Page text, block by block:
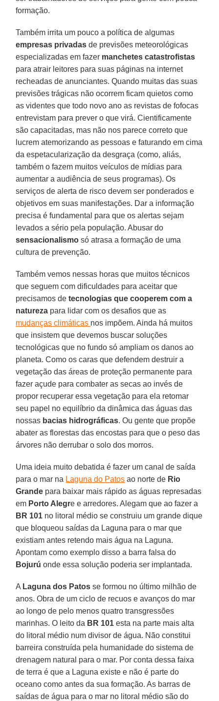
formação.
Também irrita um pouco a política de algumas
empresas privadas de previsões meteorológicas
especializadas em fazer manchetes catastrofistas
para atrair leitores para suas páginas na internet
recheadas de anunciantes. Quando muitas das suas
previsões trágicas não ocorrem ficam quietos como
as videntes que todo novo ano as revistas de fofocas
entrevistam para prever o que virá. Cientificamente
são capacitadas, mas não nos parece correto que
lucrem atemorizando as pessoas e faturando em cima
da espetacularização da desgraça (como, aliás,
também o fazem muitos veículos de mídias para
aumentar a audiência de seus programas). Os
serviços de alerta de risco devem ser ponderados e
objetivos em suas manifestações. Dar a informação
precisa é fundamental para que os alertas sejam
levados a sério pela população. Abusar do
sensacionalismo só atrasa a formação de uma
cultura de prevenção.
Também vemos nessas horas que muitos técnicos
que seguem com dificuldades para aceitar que
precisamos de tecnologias que cooperem com a
natureza para lidar com os desafios que as
mudanças climáticas nos impõem. Ainda há muitos
que insistem que devemos buscar soluções
tecnológicas que no fundo só ampliam os danos ao
planeta. Como os caras que defendem destruir a
vegetação das áreas de proteção permanente para
fazer açude para combater as secas ao invés de
propor recuperar essa vegetação para ela retomar
seu papel no equilíbrio da dinâmica das águas das
nossas bacias hidrográficas. Ou gente que propõe
abater as florestas das encostas para que o peso das
árvores não derrubar o solo dos morros.
Uma ideia muito debatida é fazer um canal de saída
para o mar na Laguna do Patos ao norte de Rio
Grande para baixar mais rápido as águas represadas
em Porto Alegre e arredores. Alegam que ao fazer a
BR 101 no litoral médio se construiu um grande dique
que bloqueou saídas da Laguna para o mar que
existiam antes retendo mais água na Laguna.
Apontam como exemplo disso a barra falsa do
Bojurú onde essa solução poderia ser implantada.
A Laguna dos Patos se formou no último milhão de
anos. Obra de um ciclo de recuos e avanços do mar
ao longo de pelo menos quatro transgressões
marinhas. O leito da BR 101 esta na parte mais alta
do litoral médio num divisor de água. Não constitui
barreira construída pela humanidade do sistema de
drenagem natural para o mar. Por conta dessa faixa
de terra é que a Laguna existe e não é parte do
oceano como antes da sua formação. As barras de
saídas de água para o mar no litoral médio são do